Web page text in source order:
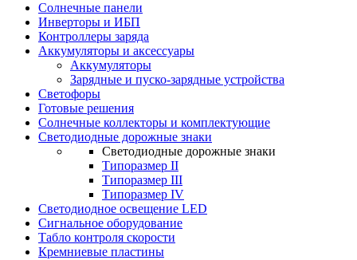
Солнечные панели
Инверторы и ИБП
Контроллеры заряда
Аккумуляторы и аксессуары
Аккумуляторы
Зарядные и пуско-зарядные устройства
Светофоры
Готовые решения
Солнечные коллекторы и комплектующие
Светодиодные дорожные знаки
Светодиодные дорожные знаки
Типоразмер II
Типоразмер III
Типоразмер IV
Светодиодное освещение LED
Сигнальное оборудование
Табло контроля скорости
Кремниевые пластины